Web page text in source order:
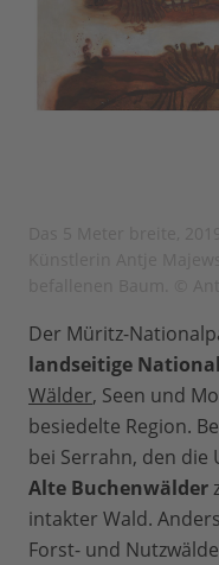
Der Müritz-
landseitige
Wälder, Seen und
besiedelte Region.
bei Serrahn, den die
Alte Buchenwälder
intakter Wald.
Forst- und